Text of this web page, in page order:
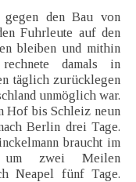
den Bau von
Fuhrleute auf den
bleiben und mithin
damals in
täglich zurücklegen
unmöglich war.
Hof bis Schleiz neun
Berlin drei Tage.
braucht im
um zwei Meilen
Neapel fünf Tage.